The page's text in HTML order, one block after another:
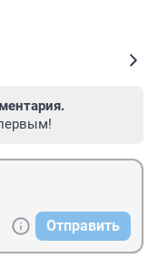
Отправить